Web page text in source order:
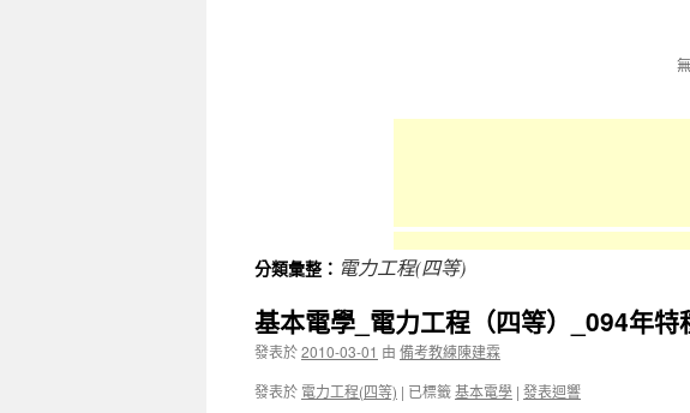
分類彙整： 電力工程(四等)
基本電學_電力工程（四等）_094年
發表於2010-03-01 由 備考教練陳建霖
發表於 電力工程(四等) | 已標籤基本電學 | 發表迴響